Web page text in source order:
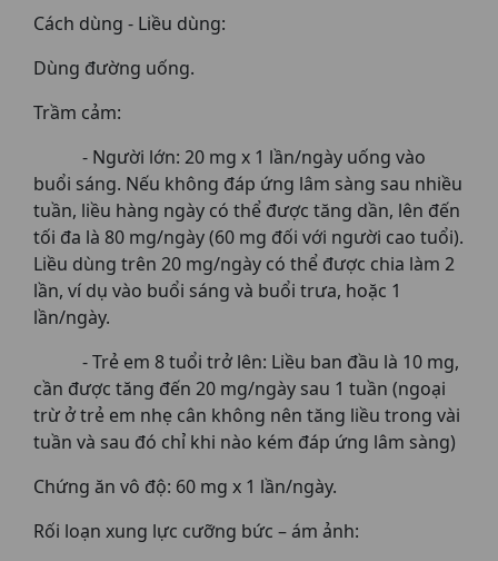
Cách dùng - Liều dùng:
Dùng đường uống.
Trầm cảm:
- Người lớn: 20 mg x 1 lần/ngày uống vào
buổi sáng. Nếu không đáp ứng lâm sàng sau nhiều
tuần, liều hàng ngày có thể được tăng dần, lên đến
tối đa là 80 mg/ngày (60 mg đối với người cao tuổi).
Liều dùng trên 20 mg/ngày có thể được chia làm 2
lần, ví dụ vào buổi sáng và buổi trưa, hoặc 1
lần/ngày.
- Trẻ em 8 tuổi trở lên: Liều ban đầu là 10 mg,
cần được tăng đến 20 mg/ngày sau 1 tuần (ngoại
trừ ở trẻ em nhẹ cân không nên tăng liều trong vài
tuần và sau đó chỉ khi nào kém đáp ứng lâm sàng)
Chứng ăn vô độ: 60 mg x 1 lần/ngày.
Rối loạn xung lực cưỡng bức – ám ảnh: